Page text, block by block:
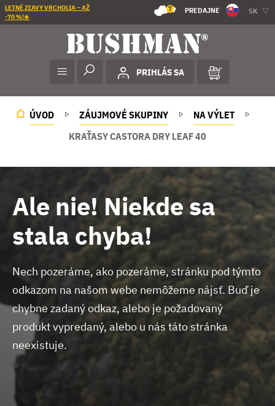
LETNÉ ZĽAVY VRCHOLIA – AŽ
-70 %!☀️
7 PREDAJNE SK
PRIHLÁS SA
ÚVOD ZÁUJMOVÉ SKUPINY
NA VÝLET
KRAŤASY CASTORA DRY LEAF 40
Ale nie! Niekde sa
stala chyba!
Nech pozeráme, ako pozeráme, stránku pod týmto
odkazom na našom webe nemôžeme nájsť. Buď je
chybne zadaný odkaz, alebo je požadovaný
produkt vypredaný, alebo u nás táto stránka
neexistuje.